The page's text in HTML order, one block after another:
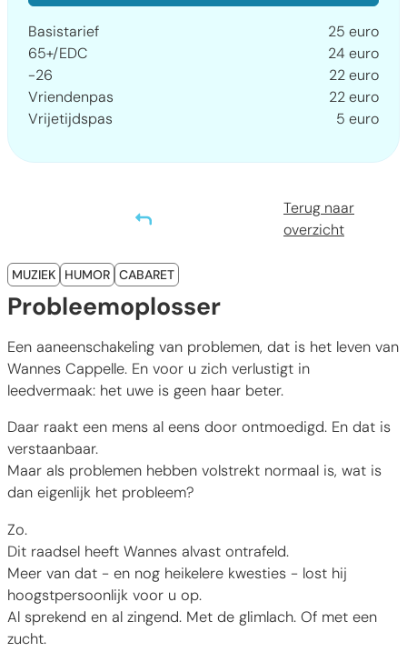
Prijs
Basistarief 25 euro
65+/EDC
24 euro
-26
22euro
Vriendenpas
22euro
Vrijetijdspas
5 euro
Terug naar
overzicht
Categorieën
MUZIEK HUMOR CABARET
Probleemoplosser
Een aaneenschakeling van problemen, dat is het leven van
Wannes Cappelle. En voor u zich verlustigt in
leedvermaak: het uwe is geen haar beter.
Daar raakt een mens al eens door ontmoedigd. En dat is
verstaanbaar.
Maar als problemen hebben volstrekt normaal is, wat is
dan eigenlijk het probleem?
Zo.
Dit raadsel heeft Wannes alvast ontrafeld.
Meer van dat - en nog heikelere kwesties - lost hij
hoogstpersoonlijk voor u op.
Al sprekend en al zingend. Met de glimlach. Of met een
zucht.